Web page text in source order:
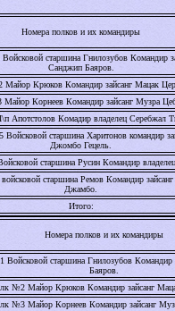
Номера полков и их командиры
старшина Гнилозубов Командир
Санджип Баяров.
Крюков Командир зайсанг Мацак
Корнеев Командир зайсанг Музра
Апотстолов Комадир владелец Серебжал
старшина Харитонов командир
Джомбо Гецель.
старшина Русин Командир
старшина Ремов Командир зайсанг
Джамбо.
Итого:
Номера полков и их командиры
старшина Гнилозубов Командир
Баяров.
№2 Майор Крюков Командир зайсанг
№3 Майор Корнеев Командир зайсанг